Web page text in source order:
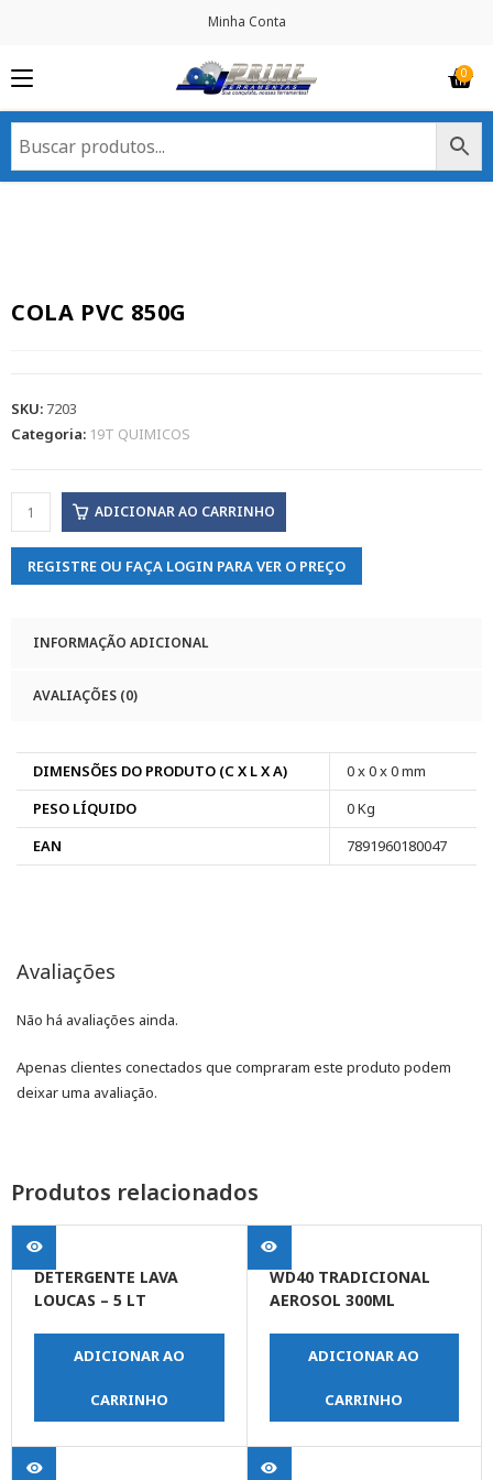
Minha Conta
COLA PVC 850G
SKU: 7203
Categoria: 19T QUIMICOS
ADICIONAR AO CARRINHO
REGISTRE OU FAÇA LOGIN PARA VER O PREÇO
INFORMAÇÃO ADICIONAL
AVALIAÇÕES (0)
DIMENSÕES DO PRODUTO (C X L X A)
0 x 0 x 0 mm
PESO LÍQUIDO
0 Kg
EAN
7891960180047
Avaliações
Não há avaliações ainda.
Apenas clientes conectados que compraram este produto podem
deixar uma avaliação.
Produtos relacionados
DETERGENTE LAVA
LOUCAS – 5 LT
ADICIONAR AO
CARRINHO
WD40 TRADICIONAL
AEROSOL 300ML
ADICIONAR AO
CARRINHO